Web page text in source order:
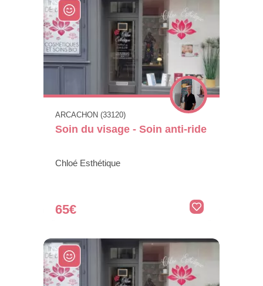
ARCACHON (33120)
Soin du visage - Soin anti-ride
Chloé Esthétique
65€